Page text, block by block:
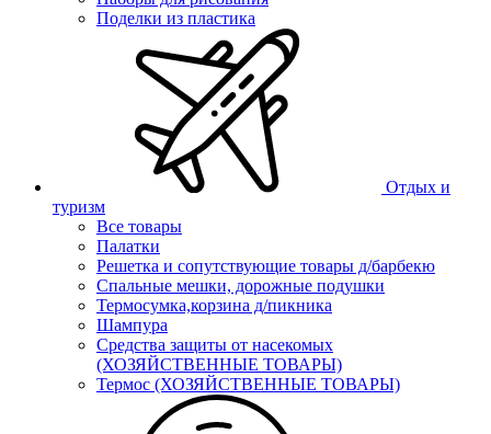
Поделки из пластика
Отдых и
туризм
Все товары
Палатки
Решетка и сопутствующие товары д/барбекю
Спальные мешки, дорожные подушки
Термосумка,корзина д/пикника
Шампура
Средства защиты от насекомых
(ХОЗЯЙСТВЕННЫЕ ТОВАРЫ)
Термос (ХОЗЯЙСТВЕННЫЕ ТОВАРЫ)